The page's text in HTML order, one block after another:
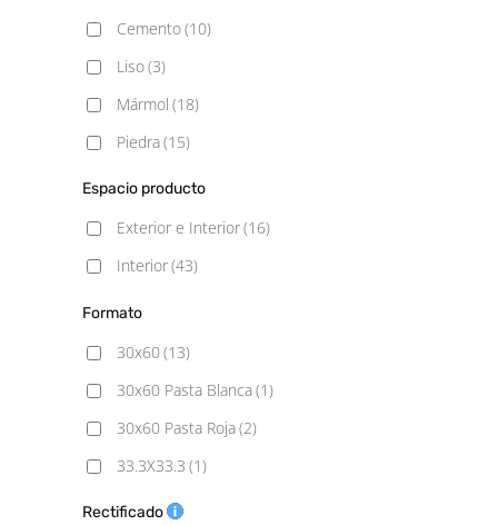
Cemento(10)
Liso(3)
Mármol (18)
Piedra(15)
Rústico(1)
Espacio producto
Exterior e Interior(16)
Interior(43)
Formato
30x60 (13)
30x60 Pasta Blanca(1)
30x60 Pasta Roja(2)
33.3X33.3 (1)
33.3x90(2)
Rectificado